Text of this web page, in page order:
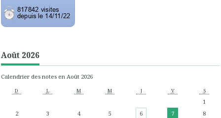
Août 2026
Calendrier des notes en Août 2026
D L M M J V S
1
2
3 4 5 6 7 8